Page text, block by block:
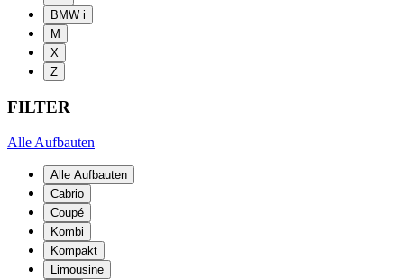
BMW i
M
X
Z
FILTER
Alle Aufbauten
Alle Aufbauten
Cabrio
Coupé
Kombi
Kompakt
Limousine